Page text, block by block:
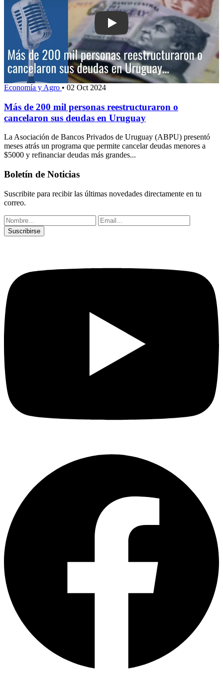
Play: Más de 200 mil personas
Economía y Agro • 02 Oct 2024
Más de 200 mil personas reestructuraron o
cancelaron sus deudas en Uruguay
La Asociación de Bancos Privados de Uruguay (ABPU) presentó
meses atrás un programa que permite cancelar deudas menores a
$5000 y refinanciar deudas más grandes...
Boletín de Noticias
Suscribite para recibir las últimas novedades directamente en tu
correo.
Suscribirse